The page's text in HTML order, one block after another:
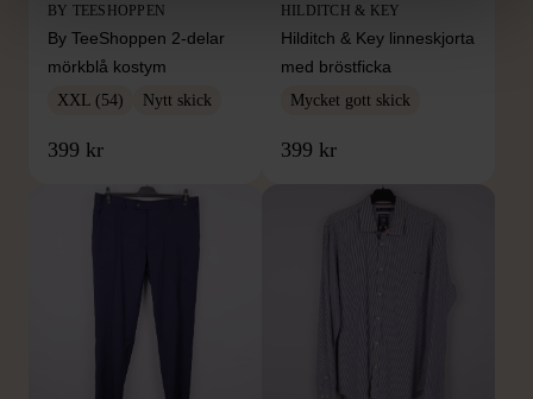
BY TEESHOPPEN
By TeeShoppen 2-delar
mörkblå kostym
XXL (54) Nytt skick
399 kr
HILDITCH & KEY
Hilditch & Key linneskjorta
med bröstficka
Mycket gott skick
399 kr